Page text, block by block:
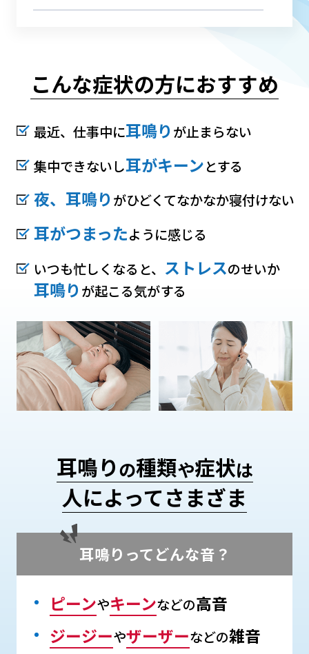
こんな症状の方におすすめ
最近、仕事中に耳鳴り が止まらない
集中できないし耳がキーンとする
夜、耳鳴り がひどくてなかなか寝付けない
耳がつまったように感じる
いつも忙しくなると、 ストレスのせいか
耳鳴り が起こる気がする
耳鳴りの種類や症状は
人によってさまざま
耳鳴りってどんな音？
ピーンやキーンなどの高音
ジージーやザーザーなどの雑音